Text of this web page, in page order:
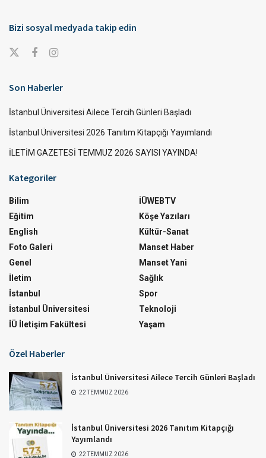
Bizi sosyal medyada takip edin
Son Haberler
İstanbul Üniversitesi Ailece Tercih Günleri Başladı
İstanbul Üniversitesi 2026 Tanıtım Kitapçığı Yayımlandı
İLETİM GAZETESİ TEMMUZ 2026 SAYISI YAYINDA!
Kategoriler
Bilim
Eğitim
English
Foto Galeri
Genel
İletim
İstanbul
İstanbul Üniversitesi
İÜ İletişim Fakültesi
İÜWEBTV
Köşe Yazıları
Kültür-Sanat
Manset Haber
Manset Yani
Sağlık
Spor
Teknoloji
Yaşam
Özel Haberler
İstanbul Üniversitesi Ailece Tercih Günleri Başladı
22 TEMMUZ 2026
İstanbul Üniversitesi 2026 Tanıtım Kitapçığı
Yayımlandı
22 TEMMUZ 2026